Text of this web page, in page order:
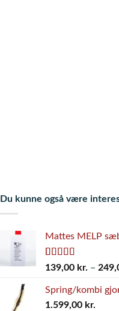
Du kunne også være
Mattes MELP
Bedømt som
baseret på
4
kundebedømmelser
139,00 kr. –
Spring/kombi
1.599,00 kr.